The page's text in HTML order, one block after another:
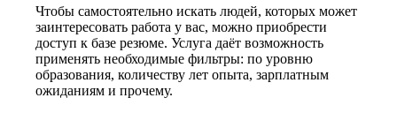
Чтобы самостоятельно искать людей, которых может
заинтересовать работа у вас, можно приобрести
доступ к базе резюме. Услуга даёт возможность
применять необходимые фильтры: по уровню
образования, количеству лет опыта, зарплатным
ожиданиям и прочему.